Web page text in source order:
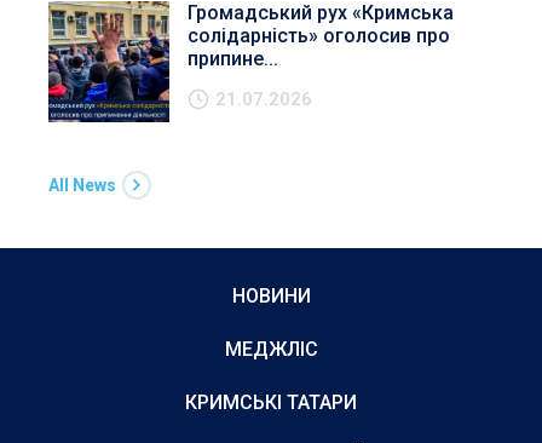
Громадський рух «Кримська
солідарність» оголосив про
припине...
21.07.2026
All News
НОВИНИ
МЕДЖЛІС
КРИМСЬКІ ТАТАРИ